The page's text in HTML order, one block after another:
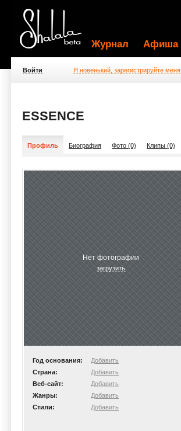
Журнал Афиша
Войти Я новенький, зарегистрируйте меня
ESSENCE
Профиль Биография Фото (0) Клипы (0)
Нет фотографии
загрузить
Год основания:
Добавить
Страна:
Добавить
Веб-сайт:
Добавить
Жанры:
Добавить
Стили:
Добавить